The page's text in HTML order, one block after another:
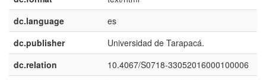
dc.language
es
dc.publisher
Universidad de Tarapacá.
dc.relation
10.4067/S0718-33052016000100006